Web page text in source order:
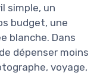
simple, un
budget, une
blanche. Dans
dépenser moins
voyage,